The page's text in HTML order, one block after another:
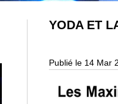
YODA ET
Publié le 14 Mar